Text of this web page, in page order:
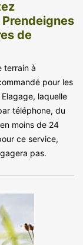
de
terrain à
pour les
laquelle
téléphone, du
moins de 24
ce service,
pas.